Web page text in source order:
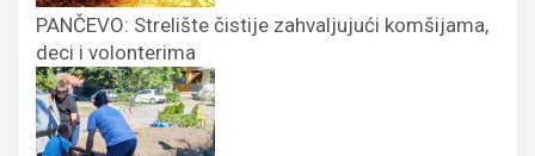
PANČEVO: Strelište čistije zahvaljujući komšijama,
deci i volonterima